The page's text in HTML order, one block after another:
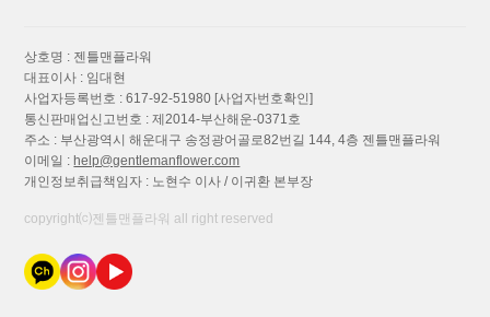
상호명 : 젠틀맨플라워
대표이사 : 임대현
사업자등록번호 : 617-92-51980 [사업자번호확인]
통신판매업신고번호 : 제2014-부산해운-0371호
주소 : 부산광역시 해운대구 송정광어골로82번길 144, 4층 젠틀맨플라워
이메일 :help@gentlemanflower.com
개인정보취급책임자 : 노현수 이사 / 이귀환 본부장
copyright⒞젠틀맨플라워 all right reserved